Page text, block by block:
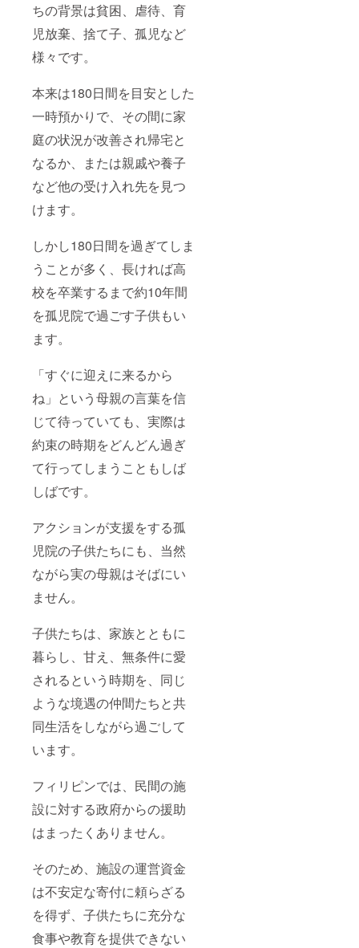
ちの背景は貧困、虐待、育
児放棄、捨て子、孤児など
様々です。
本来は180日間を目安とした
一時預かりで、その間に家
庭の状況が改善され帰宅と
なるか、または親戚や養子
など他の受け入れ先を見つ
けます。
しかし180日間を過ぎてしま
うことが多く、長ければ高
校を卒業するまで約10年間
を孤児院で過ごす子供もい
ます。
「すぐに迎えに来るから
ね」という母親の言葉を信
じて待っていても、実際は
約束の時期をどんどん過ぎ
て行ってしまうこともしば
しばです。
アクションが支援をする孤
児院の子供たちにも、当然
ながら実の母親はそばにい
ません。
子供たちは、家族とともに
暮らし、甘え、無条件に愛
されるという時期を、同じ
ような境遇の仲間たちと共
同生活をしながら過ごして
います。
フィリピンでは、民間の施
設に対する政府からの援助
はまったくありません。
そのため、施設の運営資金
は不安定な寄付に頼らざる
を得ず、子供たちに充分な
食事や教育を提供できない